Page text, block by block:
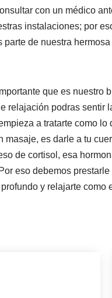
con un médico
instalaciones; por
de nuestra
que es nuestro
relajación podras sentir
a tratarte como lo
es darle a tu
de cortisol, esa
eso debemos
y relajarte como